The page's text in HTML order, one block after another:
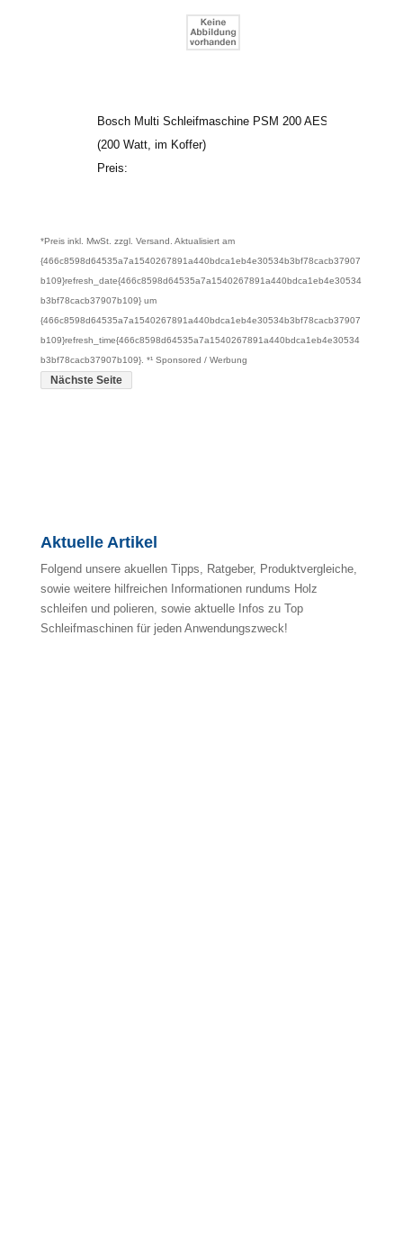
Bosch Multi Schleifmaschine PSM 200 AES
(200 Watt, im Koffer)
Preis:
*Preis inkl. MwSt. zzgl. Versand. Aktualisiert am
{466c8598d64535a7a1540267891a440bdca1eb4e30534b3bf78cacb37907
b109}refresh_date{466c8598d64535a7a1540267891a440bdca1eb4e30534
b3bf78cacb37907b109} um
{466c8598d64535a7a1540267891a440bdca1eb4e30534b3bf78cacb37907
b109}refresh_time{466c8598d64535a7a1540267891a440bdca1eb4e30534
b3bf78cacb37907b109}. *¹ Sponsored / Werbung
Nächste Seite
Aktuelle Artikel
Folgend unsere akuellen Tipps, Ratgeber, Produktvergleiche,
sowie weitere hilfreichen Informationen rundums Holz
schleifen und polieren, sowie aktuelle Infos zu Top
Schleifmaschinen für jeden Anwendungszweck!